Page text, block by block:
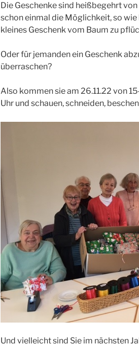
Die Geschenke sind heißbegehrt
schon einmal die Möglichkeit, so
kleines Geschenk vom Baum zu
Oder für jemanden ein Geschenk
überraschen?
Also kommen sie am 26.11.22 von
Uhr und schauen, schneiden,
Und vielleicht sind Sie im nächsten